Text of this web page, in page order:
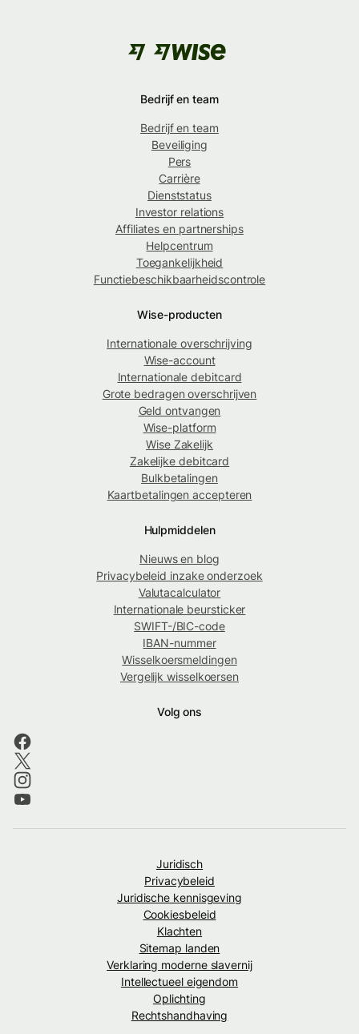
Bedrijf en team
Bedrijf en team
Beveiliging
Pers
Carrière
Dienststatus
Investor relations
Affiliates en partnerships
Helpcentrum
Toegankelijkheid
Functiebeschikbaarheidscontrole
Wise-producten
Internationale overschrijving
Wise-account
Internationale debitcard
Grote bedragen overschrijven
Geld ontvangen
Wise-platform
Wise Zakelijk
Zakelijke debitcard
Bulkbetalingen
Kaartbetalingen accepteren
Hulpmiddelen
Nieuws en blog
Privacybeleid inzake onderzoek
Valutacalculator
Internationale beursticker
SWIFT-/BIC-code
IBAN-nummer
Wisselkoersmeldingen
Vergelijk wisselkoersen
Volg ons
Juridisch
Privacybeleid
Juridische kennisgeving
Cookiesbeleid
Klachten
Sitemap landen
Verklaring moderne slavernij
Intellectueel eigendom
Oplichting
Rechtshandhaving